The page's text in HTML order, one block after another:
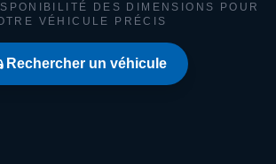
DES DIMENSIONS POUR
VÉHICULE PRÉCIS
Rechercher un véhicule